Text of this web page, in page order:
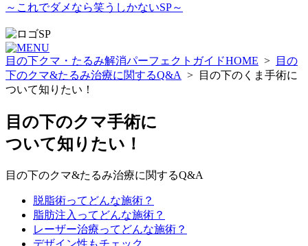
～これでダメなら笑うしかないSP～
目の下クマ・たるみ解消パーフェクトガイドHOME >
目の
下のクマ&たるみ治療に関するQ&A >
目の下のくま手術に
ついて知りたい！
目の下のクマ手術に
ついて知りたい！
目の下のクマ&たるみ治療に関するQ&A
脱脂術ってどんな施術？
脂肪注入ってどんな施術？
レーザー治療ってどんな施術？
デザイン性もチェック